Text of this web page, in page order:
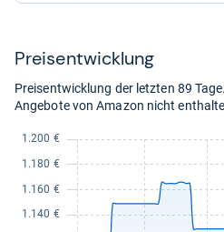
Preis­ent­wick­lung
Preisentwicklung der letzten 89
Angebote von Amazon nicht